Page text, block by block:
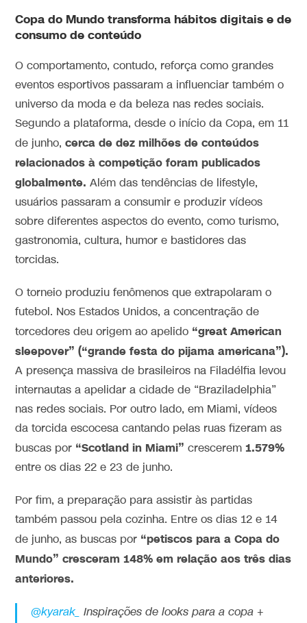
Copa do Mundo transforma hábitos digitais e de
consumo de conteúdo
O comportamento, contudo, reforça como grandes
eventos esportivos passaram a influenciar também o
universo da moda e da beleza nas redes sociais.
Segundo a plataforma, desde o início da Copa, em 11
de junho,cerca de dez milhões de conteúdos
relacionados à competição foram publicados
globalmente.Além das tendências de lifestyle,
usuários passaram a consumir e produzir vídeos
sobre diferentes aspectos do evento, como turismo,
gastronomia, cultura, humor e bastidores das
torcidas.
O torneio produziu fenômenos que extrapolaram o
futebol. Nos Estados Unidos, a concentração de
torcedores deu origem ao apelido “great American
sleepover” (“grande festa do pijama americana”).
A presença massiva de brasileiros na Filadélfia levou
internautas a apelidar a cidade de “Braziladelphia”
nas redes sociais. Por outro lado, em Miami, vídeos
da torcida escocesa cantando pelas ruas fizeram as
buscas por “Scotland in Miami” crescerem 1.579%
entre os dias 22 e 23 de junho.
Por fim, a preparação para assistir às partidas
também passou pela cozinha. Entre os dias 12 e 14
de junho, as buscas por “petiscos para a Copa do
Mundo” cresceram 148% em relação aos três dias
anteriores.
@kyarak_ Inspirações de looks para a copa +